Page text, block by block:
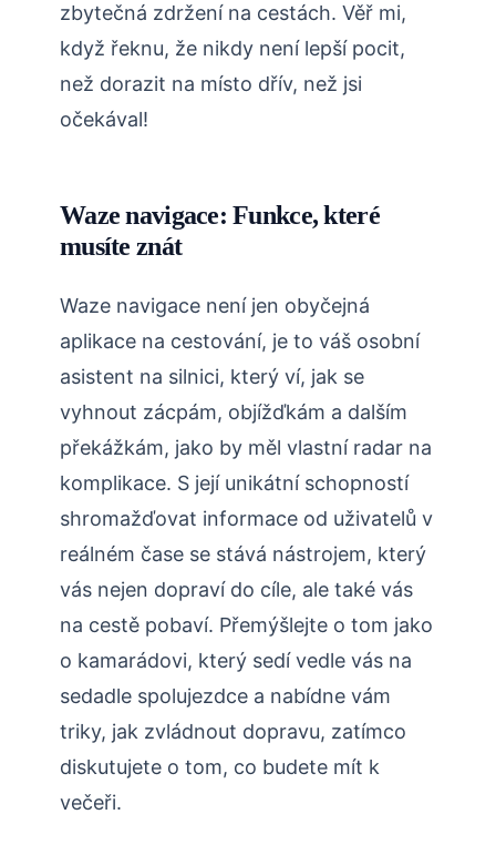
zbytečná zdržení na cestách. Věř mi,
když řeknu, že nikdy není lepší pocit,
než dorazit na místo dřív, než jsi
očekával!
Waze navigace: Funkce, které
musíte znát
Waze navigace není jen obyčejná
aplikace na cestování, je to váš osobní
asistent na silnici, který ví, jak se
vyhnout zácpám, objížďkám a dalším
překážkám, jako by měl vlastní radar na
komplikace. S její unikátní schopností
shromažďovat informace od uživatelů v
reálném čase se stává nástrojem, který
vás nejen dopraví do cíle, ale také vás
na cestě pobaví. Přemýšlejte o tom jako
o kamarádovi, který sedí vedle vás na
sedadle spolujezdce a nabídne vám
triky, jak zvládnout dopravu, zatímco
diskutujete o tom, co budete mít k
večeři.